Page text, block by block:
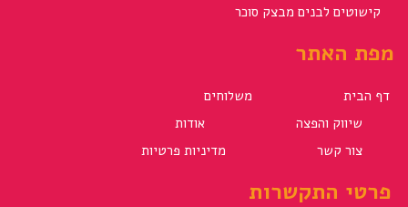
קישוטים לבנים מבצק סוכר
מפת האתר
דף הבית
משלוחים
שיווק והפצה
אודות
צור קשר
מדיניות פרטיות
פרטי התקשרות